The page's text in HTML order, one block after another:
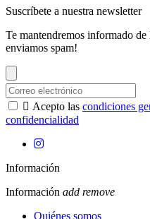
Suscríbete a nuestra newsletter
Te mantendremos informado
enviamos spam!
 Acepto las condiciones
confidencialidad
Información
Información add remove
Quiénes somos